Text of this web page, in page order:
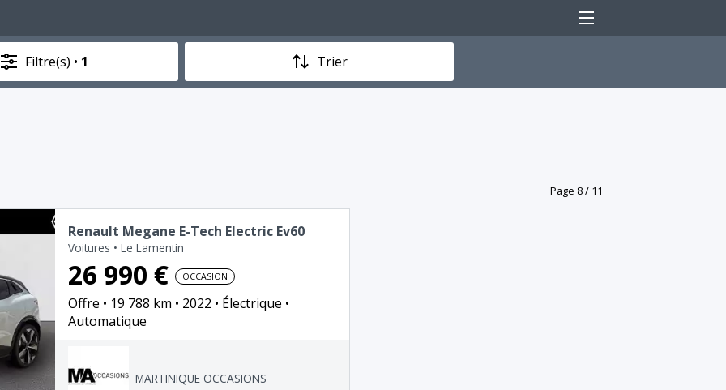
Menu
Filtre(s) • 1 Trier
Page 8 / 11
Renault Megane E-Tech Electric Ev60
Voitures • Le Lamentin
26 990 € OCCASION
Offre 19 788 km 2022
Électrique
Automatique
MARTINIQUE OCCASIONS